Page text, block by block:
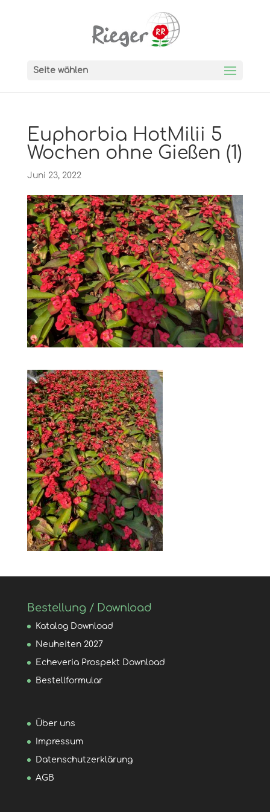
Seite wählen
Euphorbia HotMilii 5
Wochen ohne Gießen (1)
Juni 23, 2022
Bestellung / Download
Katalog Download
Neuheiten 2027
Echeveria Prospekt Download
Bestellformular
Über uns
Impressum
Datenschutzerklärung
AGB